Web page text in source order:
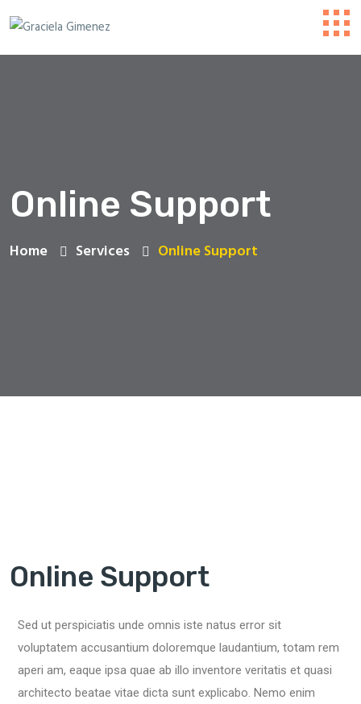
Online Support
Home Services Online Support
Online Support
Sed ut perspiciatis unde omnis iste natus error sit
voluptatem accusantium doloremque laudantium, totam rem
aperi am, eaque ipsa quae ab illo inventore veritatis et quasi
architecto beatae vitae dicta sunt explicabo. Nemo enim